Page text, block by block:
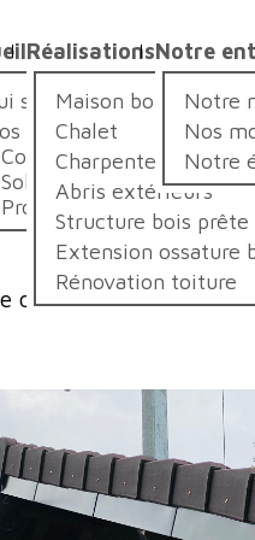
sommes-nous ?
métiers
Construction
Solution
Promotion
Réalisations
Maison bois
Chalet
Charpente
Abris extérieurs
Structure bois prête
Extension ossature
Rénovation toiture
Notre
Notre
Nos
Notre
de la maison.